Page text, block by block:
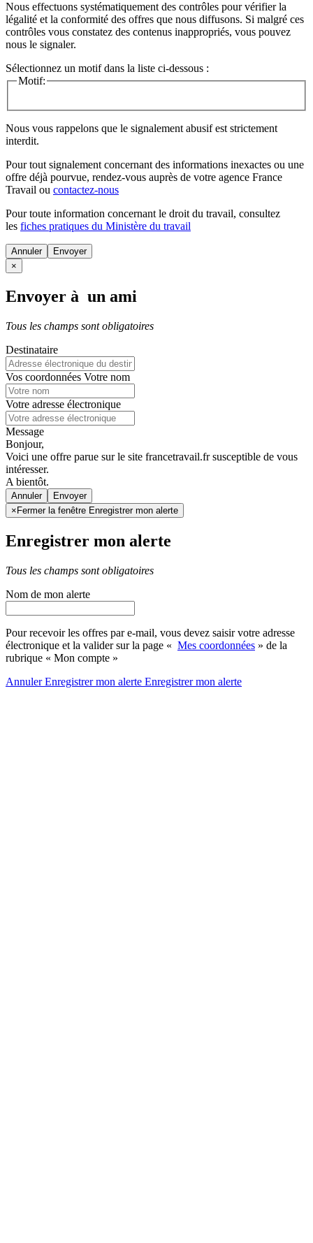
Nous effectuons systématiquement des contrôles pour vérifier la
légalité et la conformité des offres que nous diffusons. Si malgré ces
contrôles vous constatez des contenus inappropriés, vous pouvez
nous le signaler.
Sélectionnez un motif dans la liste ci-dessous :
Motif:
Nous vous rappelons que le signalement abusif est strictement
interdit.
Pour tout signalement concernant des informations inexactes ou une
offre déjà pourvue, rendez-vous auprès de votre agence France
Travail ou contactez-nous
Pour toute information concernant le droit du travail, consultez
les fiches pratiques du Ministère du travail
Annuler
×
Envoyer à un ami
Tous les champs sont obligatoires
Destinataire
Vos coordonnées Votre nom
Votre adresse électronique
Message
Bonjour,
Voici une offre parue sur le site francetravail.fr susceptible de vous
intéresser.
A bientôt.
Annuler
× Fermer la fenêtre Enregistrer mon alerte
Enregistrer mon alerte
Tous les champs sont obligatoires
Nom de mon alerte
Pour recevoir les offres par e-mail, vous devez saisir votre adresse
électronique et la valider sur la page « Mes coordonnées » de la
rubrique « Mon compte »
AnnulerEnregistrer mon alerte Enregistrermon alerte